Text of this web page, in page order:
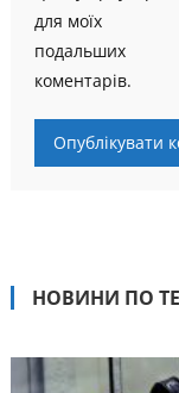
для моїх
подальших
коментарів.
НОВИНИ ПО